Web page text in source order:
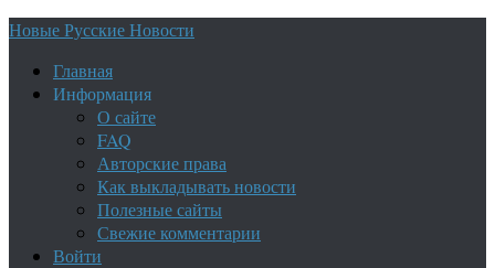
Новые Русские Новости
Главная
Информация
О сайте
FAQ
Авторские права
Как выкладывать новости
Полезные сайты
Свежие комментарии
Войти